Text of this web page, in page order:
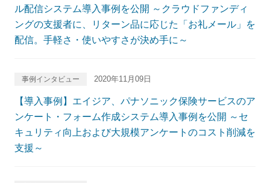
ル配信システム導入事例を公開 ～クラウドファンディ
ングの支援者に、リターン品に応じた「お礼メール」を
配信。手軽さ・使いやすさが決め手に～
事例インタビュー 2020年11月09日
【導入事例】エイジア、パナソニック保険サービスのア
ンケート・フォーム作成システム導入事例を公開 ～セ
キュリティ向上および大規模アンケートのコスト削減を
支援～